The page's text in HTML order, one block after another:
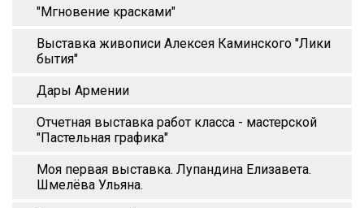
"Мгновение красками"
Выставка живописи Алексея Каминского "Лики
бытия"
Дары Армении
Отчетная выставка работ класса - мастерской
"Пастельная графика"
Моя первая выставка. Лупандина Елизавета.
Шмелёва Ульяна.